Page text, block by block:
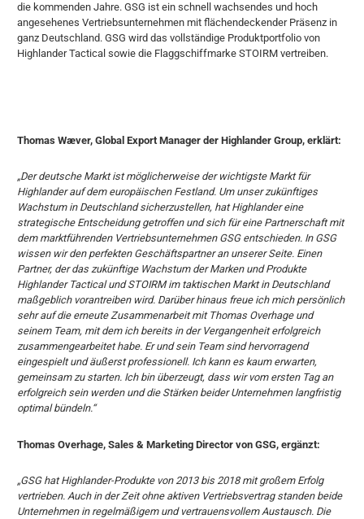
die kommenden Jahre. GSG ist ein schnell wachsendes und hoch
angesehenes Vertriebsunternehmen mit flächendeckender Präsenz in
ganz Deutschland. GSG wird das vollständige Produktportfolio von
Highlander Tactical sowie die Flaggschiffmarke STOIRM vertreiben.
Thomas Wæver, Global Export Manager der Highlander Group, erklärt:
„Der deutsche Markt ist möglicherweise der wichtigste Markt für
Highlander auf dem europäischen Festland. Um unser zukünftiges
Wachstum in Deutschland sicherzustellen, hat Highlander eine
strategische Entscheidung getroffen und sich für eine Partnerschaft mit
dem marktführenden Vertriebsunternehmen GSG entschieden. In GSG
wissen wir den perfekten Geschäftspartner an unserer Seite. Einen
Partner, der das zukünftige Wachstum der Marken und Produkte
Highlander Tactical und STOIRM im taktischen Markt in Deutschland
maßgeblich vorantreiben wird. Darüber hinaus freue ich mich persönlich
sehr auf die erneute Zusammenarbeit mit Thomas Overhage und
seinem Team, mit dem ich bereits in der Vergangenheit erfolgreich
zusammengearbeitet habe. Er und sein Team sind hervorragend
eingespielt und äußerst professionell. Ich kann es kaum erwarten,
gemeinsam zu starten. Ich bin überzeugt, dass wir vom ersten Tag an
erfolgreich sein werden und die Stärken beider Unternehmen langfristig
optimal bündeln.“
Thomas Overhage, Sales & Marketing Director von GSG, ergänzt:
„GSG hat Highlander-Produkte von 2013 bis 2018 mit großem Erfolg
vertrieben. Auch in der Zeit ohne aktiven Vertriebsvertrag standen beide
Unternehmen in regelmäßigem und vertrauensvollem Austausch. Die